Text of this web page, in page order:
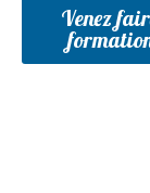
Venez